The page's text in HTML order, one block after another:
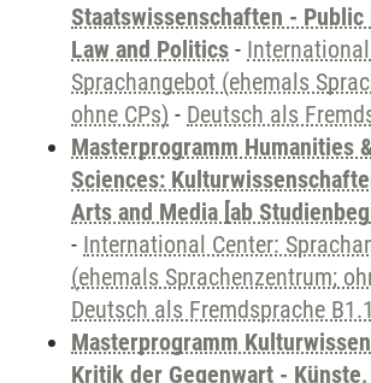
Staatswissenschaften - Public
Law and Politics -
Sprachangebot (ehemals
ohne CPs) - Deutsch als
Masterprogramm Humanities
Sciences:
Arts and Media [ab
- International Center:
(ehemals Sprachenzentrum;
Deutsch als Fremdsprache B1.1
Masterprogramm
Kritik der Gegenwart -